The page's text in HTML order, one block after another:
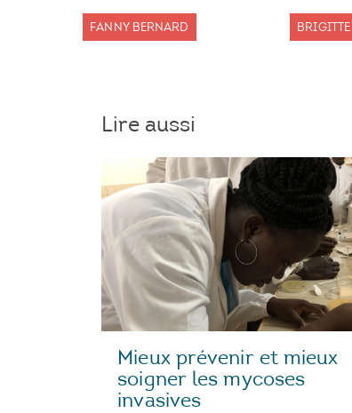
FANNY BERNARD
Lire aussi
Mieux prévenir et mieux
soigner les mycoses
invasives